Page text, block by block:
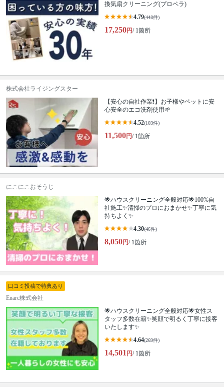
換気扇クリーニング(プロペラ)
4.79(448件)
17,250円/ 1箇所
株式会社ライジングスター
【安心の自社作業❗️】お子様やペットに安
心安全のエコ洗剤使用🌱
4.52(103件)
11,500円/ 1箇所
にこにこおそうじ
🌟ハウスクリーニング全般対応🌟100%自
社施工✨清掃のプロにおまかせ✨丁寧に気
持ちよく✨
4.30(46件)
8,050円/ 1箇所
口コミ投稿で特典あり
Enarc株式会社
🌟ハウスクリーニング全般対応🌟女性ス
タッフ多数在籍✨笑顔で明るく丁寧に接客
いたします✨
4.64(269件)
14,501 円/ 1箇所